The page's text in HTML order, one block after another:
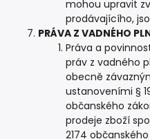
mohou upravit
prodávajícího,
PRÁVA Z VADNÉHO
Práva a
práv z vadného
obecně
ustanoveními §
občanského
prodeje zboží
2174